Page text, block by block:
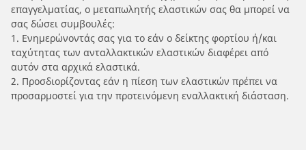
επαγγελματίας, ο μεταπωλητής ελαστικών σας θα μπορεί να
σας δώσει συμβουλές:
1. Ενημερώνοντάς σας για το εάν ο δείκτης φορτίου ή/και
ταχύτητας των ανταλλακτικών ελαστικών διαφέρει από
αυτόν στα αρχικά ελαστικά.
2. Προσδιορίζοντας εάν η πίεση των ελαστικών πρέπει να
προσαρμοστεί για την προτεινόμενη εναλλακτική διάσταση.